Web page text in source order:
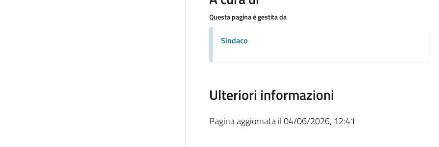
Questa pagina è gestita da
Sindaco
Ulteriori informazioni
Pagina aggiornata il 04/06/2026, 12:41